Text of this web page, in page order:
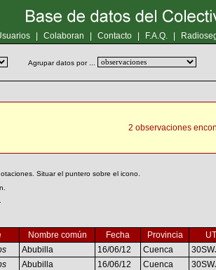
Colaboran Contacto F.A.Q.
Agrupar datos por ...
2 observaciones
Situar el puntero sobre el icono.
Nombre común Fecha Provincia
Abubilla 16/06/12 Cuenca
Abubilla 16/06/12 Cuenca